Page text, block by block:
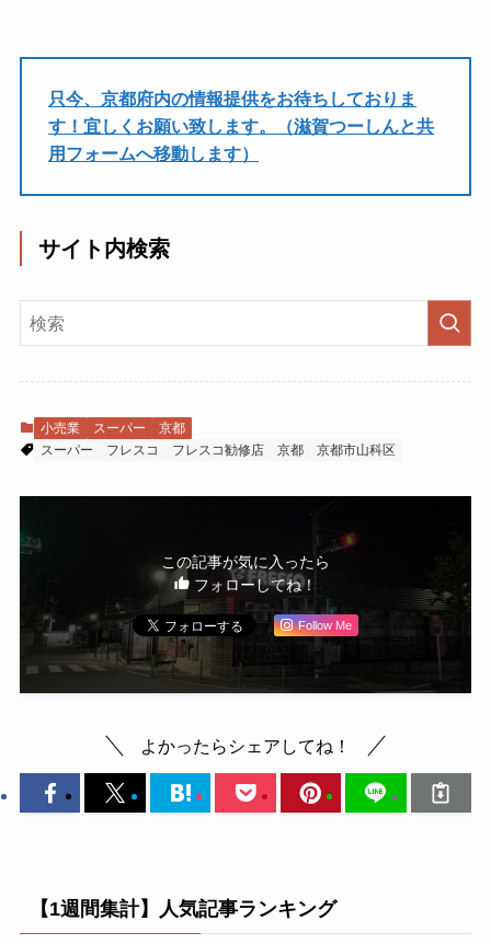
只今、京都府内の情報提供をお待ちしておりま
す！宜しくお願い致します。（滋賀つーしんと共
用フォームへ移動します）
サイト内検索
小売業 スーパー
京都
スーパー
フレスコ フレスコ勧修店 京都 京都市山科区
この記事が気に入ったら
フォローしてね！
Follow Me
よかったらシェアしてね！
【1週間集計】人気記事ランキング